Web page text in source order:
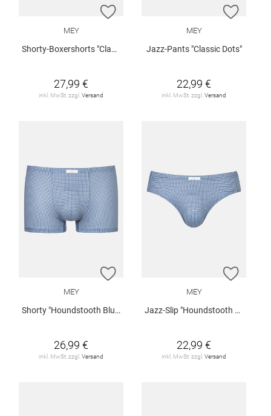
ZUR WUNSCHLISTE HINZUFÜGEN
MEY
Shorty-Boxershorts "Classic Dots"
27,99 €
inkl. MwSt. zzgl. Versand
ZUR
MEY
Jazz-Pants "Classic Dots"
22,99 €
inkl. MwSt. zzgl. Versand
ZUR WUNSCHLISTE HINZUFÜGEN
MEY
Shorty "Houndstooth Blue"
26,99 €
inkl. MwSt. zzgl.Versand
ZUR
MEY
Jazz-Slip "Houndstooth Blue"
22,99 €
inkl. MwSt. zzgl.Versand